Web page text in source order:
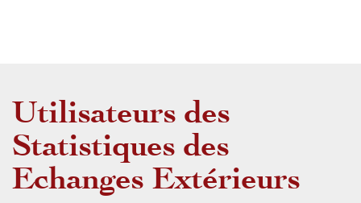
Utilisateurs des
Statistiques des
Echanges Extérieurs